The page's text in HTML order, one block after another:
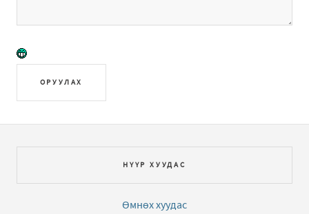
ОРУУЛАХ
НҮҮР ХУУДАС
Өмнөх хуудас